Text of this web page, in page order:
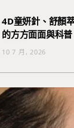
4D童妍針、舒顏
的方方面面與科普
10 7 月, 2026